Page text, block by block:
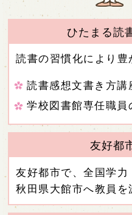
ひたまる読
読書の習慣化により
読書感想文書き方講
学校図書館専任職員
友好都
友好都市で、全国学
秋田県大館市へ教員